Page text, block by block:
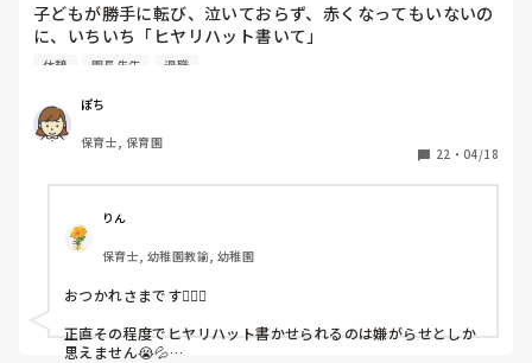
子どもが勝手に転び、泣いておらず、赤くなってもいないの
に、いちいち「ヒヤリハット書いて」
と書かされ
（そう言う本人は書かない）
しかも、上司に↑この内容でも
ちゃんと考えて対策を練って書き込むようにと。
呼ばれて一緒に対策を考えさせられること多数
これだけで30〜40分拘束されて辛いです
皆さんの園はどうですか?
休憩 園長先生 退職
ぽち
保育士, 保育園
22 ・ 04/18
りん
保育士, 幼稚園教諭, 幼稚園
おつかれさまです🙇🏻‍♀️
正直その程度でヒヤリハット書かせられるのは嫌がらせとしか
思えません😭💦